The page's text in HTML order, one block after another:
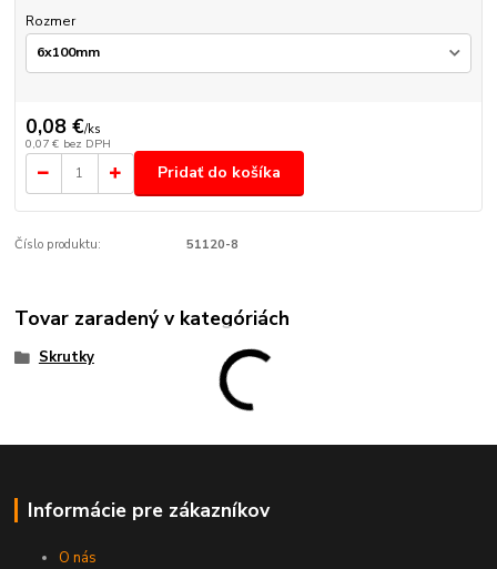
Rozmer
0,08 €/ks
0,07 € bez DPH
Pridať do košíka
Číslo produktu: 51120-8
Tovar zaradený v kategóriách
Skrutky
Informácie pre zákazníkov
O nás